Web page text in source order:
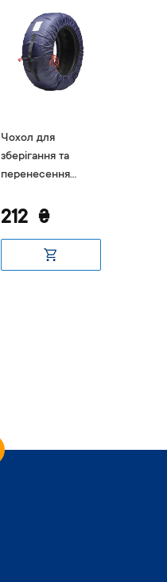
Чохол для
зберігання та
перенесення
220 Коверін синій
212 ₴